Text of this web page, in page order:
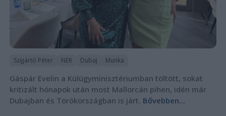
Szijjártó Péter NER Dubaj Munka
Gáspár Evelin a Külügyminisztériumban töltött, sokat
kritizált hónapok után most Mallorcán pihen, idén már
Dubajban és Törökországban is járt. Bővebben...